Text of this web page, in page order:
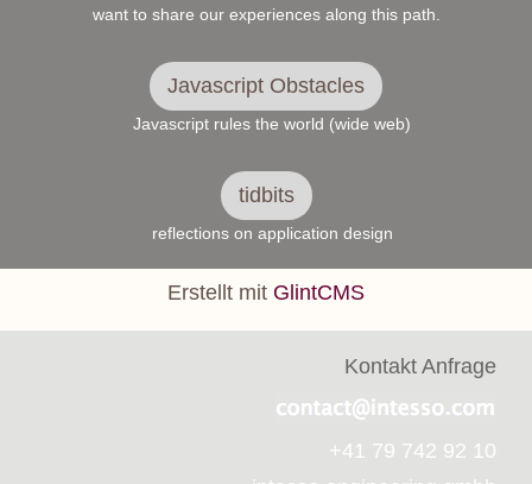
want to share our experiences along this path.
Javascript Obstacles
Javascript rules the world (wide web)
tidbits
reflections on application design
Erstellt mit GlintCMS
Kontakt Anfrage
+41 79 742 92 10